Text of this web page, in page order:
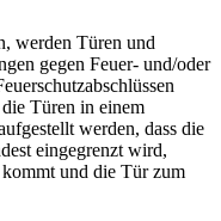
werden Türen und
gegen Feuer- und/oder
Türen in einem
werden, dass die
eingegrenzt wird,
und die Tür zum